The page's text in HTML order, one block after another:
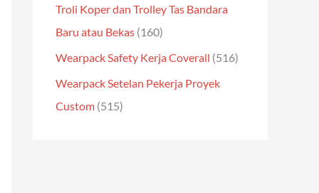
Troli Koper dan Trolley Tas Bandara
Baru atau Bekas (160)
Wearpack Safety Kerja Coverall (516)
Wearpack Setelan Pekerja Proyek
Custom (515)